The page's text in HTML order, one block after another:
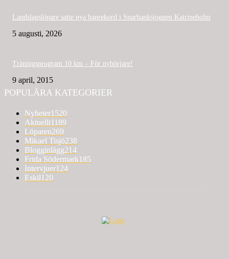
Landslagslöpare satte nya banrekord i Sparbanksjoggen Katrineholm
5 augusti, 2026
Träningsprogram 10 km – För nybörjare!
9 april, 2015
POPULÄRA KATEGORIER
Nyheter1520
Aktuellt1189
Löparen269
Mikael Tisjö238
Blogginlägg214
Frida Södermark185
Intervjuer124
Eskil 120